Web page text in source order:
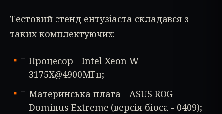
Тестовий стенд ентузіаста складався з
таких комплектуючих:
Процесор - Intel Xeon W-
3175X@4900МГц;
Материнська плата - ASUS ROG
Dominus Extreme (версія біоса - 0409);